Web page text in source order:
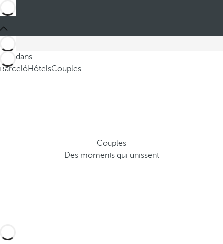
Ces dans
BarcelóHôtelsCouples
Couples
Des moments qui unissent